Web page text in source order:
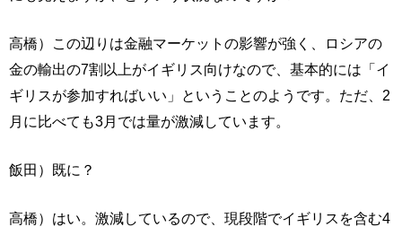
高橋）この辺りは金融マーケットの影響が強く、ロシアの
金の輸出の7割以上がイギリス向けなので、基本的には「イ
ギリスが参加すればいい」ということのようです。ただ、2
月に比べても3月では量が激減しています。
飯田）既に？
高橋）はい。激減しているので、現段階でイギリスを含む4